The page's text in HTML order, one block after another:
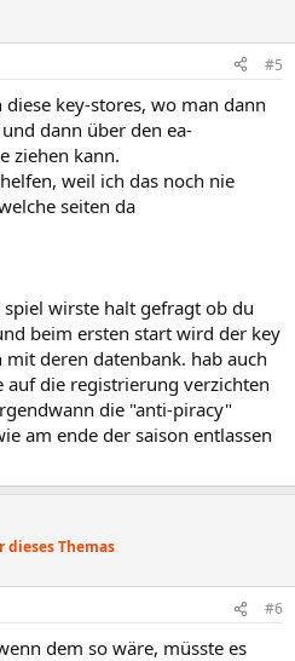
#5
key-stores, wo man dann
dann über den ea-
ziehen kann.
weil ich das noch nie
seiten da
wirste halt gefragt ob du
beim ersten start wird der key
deren datenbank. hab auch
die registrierung verzichten
die "anti-piracy"
am ende der saison entlassen
dieses Themas
#6
dem so wäre, müsste es